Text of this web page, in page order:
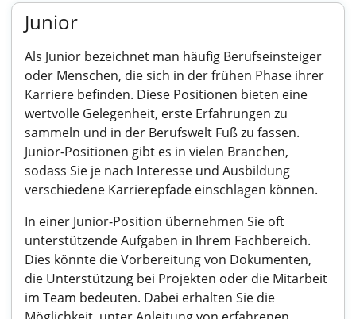
Junior
Als Junior bezeichnet man häufig Berufseinsteiger
oder Menschen, die sich in der frühen Phase ihrer
Karriere befinden. Diese Positionen bieten eine
wertvolle Gelegenheit, erste Erfahrungen zu
sammeln und in der Berufswelt Fuß zu fassen.
Junior-Positionen gibt es in vielen Branchen,
sodass Sie je nach Interesse und Ausbildung
verschiedene Karrierepfade einschlagen können.
In einer Junior-Position übernehmen Sie oft
unterstützende Aufgaben in Ihrem Fachbereich.
Dies könnte die Vorbereitung von Dokumenten,
die Unterstützung bei Projekten oder die Mitarbeit
im Team bedeuten. Dabei erhalten Sie die